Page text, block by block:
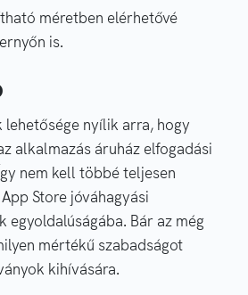
méretben elérhetővé
is.
lehetősége nyílik arra, hogy
alkalmazás áruház elfogadási
nem kell többé teljesen
Store jóváhagyási
egyoldalúságába. Bár az még
mértékű szabadságot
kihívására.